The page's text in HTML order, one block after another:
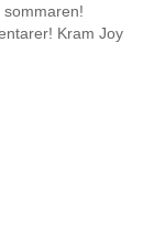
Kram Joy